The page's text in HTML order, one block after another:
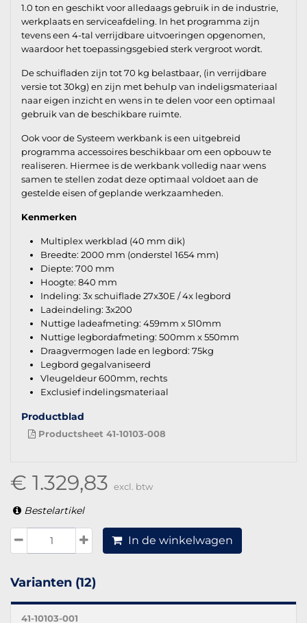
1.0 ton en geschikt voor alledaags gebruik in de industrie,
werkplaats en serviceafdeling. In het programma zijn
tevens een 4-tal verrijdbare uitvoeringen opgenomen,
waardoor het toepassingsgebied sterk vergroot wordt.
De schuifladen zijn tot 70 kg belastbaar, (in verrijdbare
versie tot 30kg) en zijn met behulp van indeligsmateriaal
naar eigen inzicht en wens in te delen voor een optimaal
gebruik van de beschikbare ruimte.
Ook voor de Systeem werkbank is een uitgebreid
programma accessoires beschikbaar om een opbouw te
realiseren. Hiermee is de werkbank volledig naar wens
samen te stellen zodat deze optimaal voldoet aan de
gestelde eisen of geplande werkzaamheden.
Kenmerken
Multiplex werkblad (40 mm dik)
Breedte: 2000 mm (onderstel 1654 mm)
Diepte: 700 mm
Hoogte: 840 mm
Indeling: 3x schuiflade 27x30E / 4x legbord
Ladeindeling: 3x200
Nuttige ladeafmeting: 459mm x 510mm
Nuttige legbordafmeting: 500mm x 550mm
Draagvermogen lade en legbord: 75kg
Legbord gegalvaniseerd
Vleugeldeur 600mm, rechts
Exclusief indelingsmateriaal
Productblad
Productsheet 41-10103-008
€ 1.329,83 excl. btw
Bestelartikel
In de winkelwagen
Varianten (12)
41-10103-001